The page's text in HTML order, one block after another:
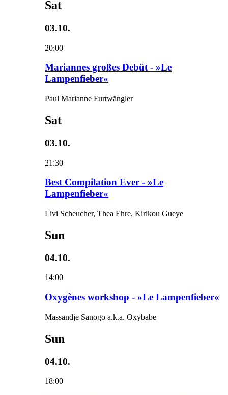
Sat
03.10.
20:00
Mariannes großes Debüt - »Le
Lampenfieber«
Paul Marianne Furtwängler
Sat
03.10.
21:30
Best Compilation Ever - »Le
Lampenfieber«
Livi Scheucher, Thea Ehre, Kirikou Gueye
Sun
04.10.
14:00
Oxygènes workshop - »Le Lampenfieber«
Massandje Sanogo a.k.a. Oxybabe
Sun
04.10.
18:00